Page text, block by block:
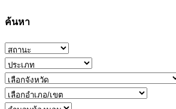
ค้นหา